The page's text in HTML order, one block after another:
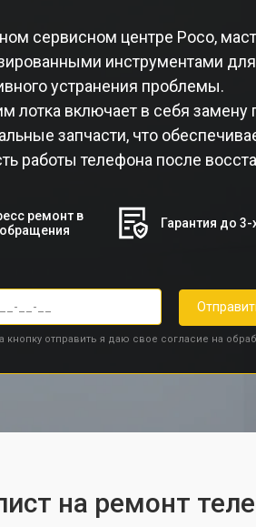
сервисном центре Poco,
инструментами
устранения проблемы.
лотка включает в себя
запчасти, что
работы телефона после
ремонт в
Гарантия до 3-
кнопку отправить я даю свое согласие на
на ремонт